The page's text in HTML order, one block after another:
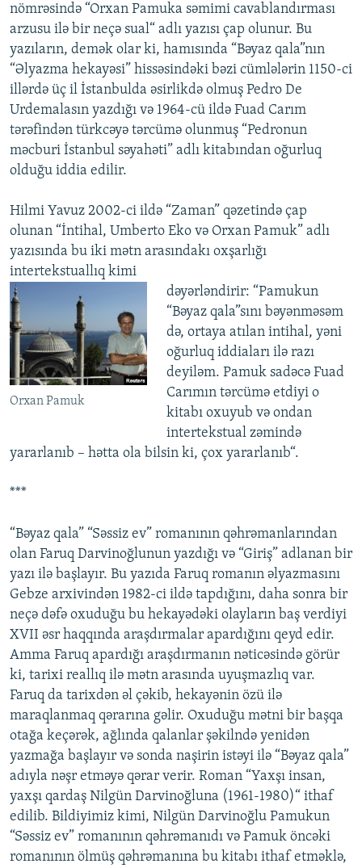
nömrəsində “Orxan Pamuka səmimi cavablandırması
arzusu ilə bir neçə sual“ adlı yazısı çap olunur. Bu
yazıların, demək olar ki, hamısında “Bəyaz qala”nın
“Əlyazma hekayəsi” hissəsindəki bəzi cümlələrin 1150-ci
illərdə üç il İstanbulda əsirlikdə olmuş Pedro De
Urdemalasın yazdığı və 1964-cü ildə Fuad Carım
tərəfindən türkcəyə tərcümə olunmuş “Pedronun
məcburi İstanbul səyahəti” adlı kitabından oğurluq
olduğu iddia edilir.
Hilmi Yavuz 2002-ci ildə “Zaman” qəzetində çap
olunan “İntihal, Umberto Eko və Orxan Pamuk” adlı
yazısında bu iki mətn arasındakı oxşarlığı
intertekstuallıq kimi
Orxan Pamuk
dəyərləndirir: “Pamukun
“Bəyaz qala”sını bəyənməsəm
də, ortaya atılan intihal, yəni
oğurluq iddiaları ilə razı
deyiləm. Pamuk sadəcə Fuad
Carımın tərcümə etdiyi o
kitabı oxuyub və ondan
intertekstual zəmində
yararlanıb – hətta ola bilsin ki, çox yararlanıb“.
***
“Bəyaz qala” “Səssiz ev” romanının qəhrəmanlarından
olan Faruq Darvinoğlunun yazdığı və “Giriş” adlanan bir
yazı ilə başlayır. Bu yazıda Faruq romanın əlyazmasını
Gebze arxivindən 1982-ci ildə tapdığını, daha sonra bir
neçə dəfə oxuduğu bu hekayədəki olayların baş verdiyi
XVII əsr haqqında araşdırmalar apardığını qeyd edir.
Amma Faruq apardığı araşdırmanın nəticəsində görür
ki, tarixi reallıq ilə mətn arasında uyuşmazlıq var.
Faruq da tarixdən əl çəkib, hekayənin özü ilə
maraqlanmaq qərarına gəlir. Oxuduğu mətni bir başqa
otağa keçərək, ağlında qalanlar şəkilndə yenidən
yazmağa başlayır və sonda naşirin istəyi ilə “Bəyaz qala”
adıyla nəşr etməyə qərar verir. Roman “Yaxşı insan,
yaxşı qardaş Nilgün Darvinoğluna (1961-1980)“ ithaf
edilib. Bildiyimiz kimi, Nilgün Darvinoğlu Pamukun
“Səssiz ev” romanının qəhrəmanıdı və Pamuk öncəki
romanının ölmüş qəhrəmanına bu kitabı ithaf etməklə,